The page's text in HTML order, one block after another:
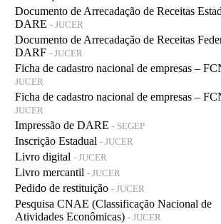
Documento de Arrecadação de Receitas
DARE - JUCER
Documento de Arrecadação de Receitas
DARF - JUCER
Ficha de cadastro nacional de empresas –
JUCER
Ficha de cadastro nacional de empresas –
JUCER
Impressão de DARE - SEGEP
Inscrição Estadual - JUCER
Livro digital - JUCER
Livro mercantil - JUCER
Pedido de restituição - JUCER
Pesquisa CNAE (Classificação Nacional de
Atividades Econômicas) - JUCER